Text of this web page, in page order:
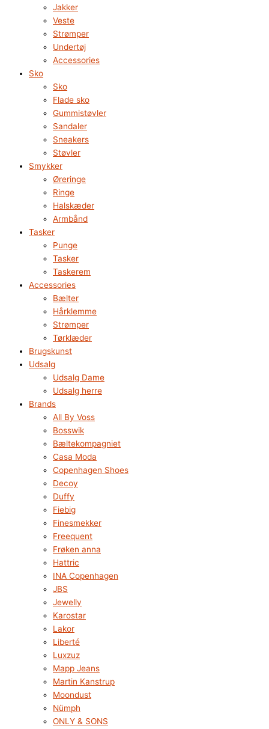
Jakker
Veste
Strømper
Undertøj
Accessories
Sko
Sko
Flade sko
Gummistøvler
Sandaler
Sneakers
Støvler
Smykker
Øreringe
Ringe
Halskæder
Armbånd
Tasker
Punge
Tasker
Taskerem
Accessories
Bælter
Hårklemme
Strømper
Tørklæder
Brugskunst
Udsalg
Udsalg Dame
Udsalg herre
Brands
All By Voss
Bosswik
Bæltekompagniet
Casa Moda
Copenhagen Shoes
Decoy
Duffy
Fiebig
Finesmekker
Freequent
Frøken anna
Hattric
INA Copenhagen
JBS
Jewelly
Karostar
Lakor
Liberté
Luxzuz
Mapp Jeans
Martin Kanstrup
Moondust
Nümph
ONLY & SONS